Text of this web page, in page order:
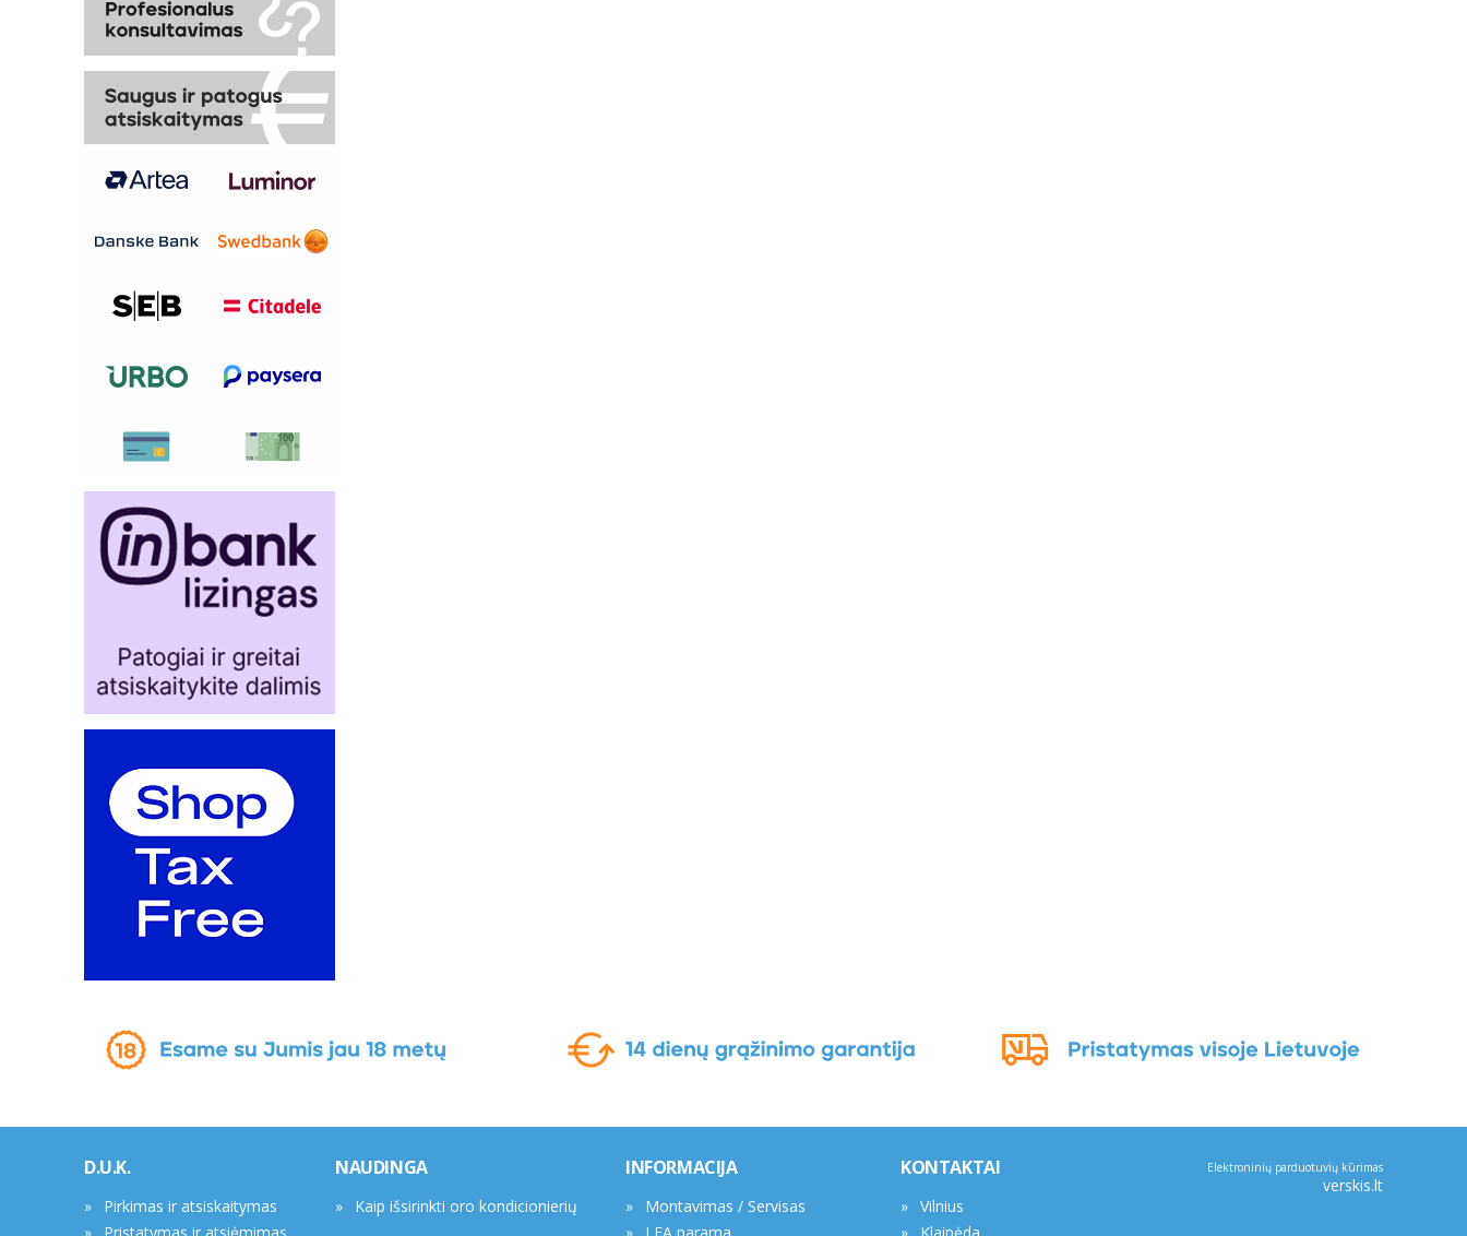
D.U.K.
Pirkimas ir atsiskaitymas
NAUDINGA
Kaip išsirinkti oro kondicionierių
INFORMACIJA
Montavimas / Servisas
KONTAKTAI
Vilnius
Elektroninių parduotuvių kūrimas
verskis.lt